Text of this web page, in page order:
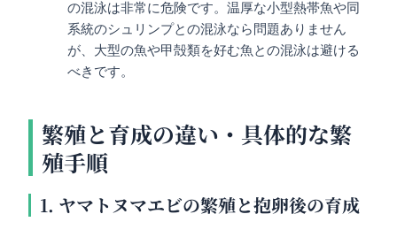
の混泳は非常に危険です。温厚な小型熱帯魚や同
系統のシュリンプとの混泳なら問題ありません
が、大型の魚や甲殻類を好む魚との混泳は避ける
べきです。
繁殖と育成の違い・具体的な繁
殖手順
1. ヤマトヌマエビの繁殖と抱卵後の育成